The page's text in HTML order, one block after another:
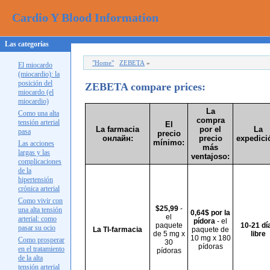
Cardio Y Blood Information
Las categorías
El miocardo
(miocardio): la
posición del
miocardo (el
miocardio)
Como una alta
tensión arterial
pasa
Las acciones
largas y las
complicaciones
de la
hipertensión
crónica arterial
Como vivir con
una alta tensión
arterial: como
pasar su ocio
Como prosperar
en el tratamiento
de la alta
tensión arterial
"Home" ZEBETA »
ZEBETAcompare prices:
La farmacia
онлайн:
El
precio
mínimo:
La
compra
por el
precio
más
ventajoso:
La
La Tl-farmacia
$25,99-
el
paquete
de 5 mg x
30
pídoras
0,64$ por la
pídora - el
paquete de
10 mg x 180
pídoras
10-21
libre